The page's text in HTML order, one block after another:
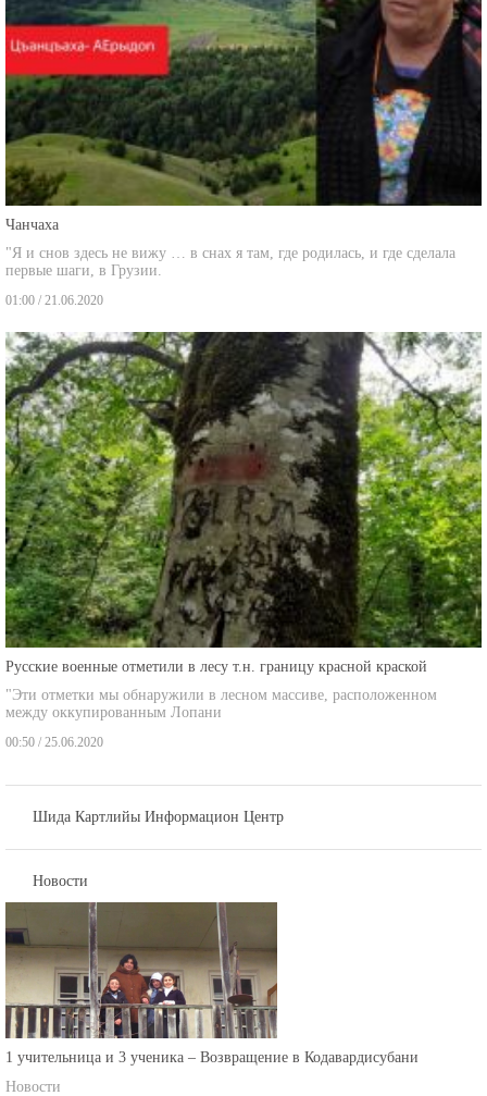
Чанчаха
"Я и снов здесь не вижу … в снах я там, где родилась, и где сделала
первые шаги, в Грузии.
01:00 / 21.06.2020
Русские военные отметили в лесу т.н. границу красной краской
"Эти отметки мы обнаружили в лесном массиве, расположенном
между оккупированным Лопани
00:50 / 25.06.2020
Шида Картлийы Информацион Центр
Новости
1 учительница и 3 ученика – Возвращение в Кодавардисубани
Новости